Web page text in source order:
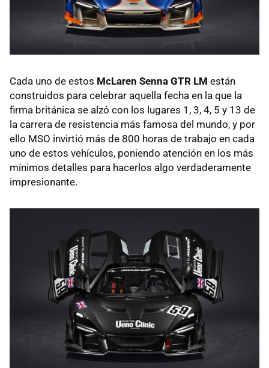
Cada uno de estos McLaren Senna GTR LM están
construidos para celebrar aquella fecha en la que la
firma británica se alzó con los lugares 1, 3, 4, 5 y 13 de
la carrera de resistencia más famosa del mundo, y por
ello MSO invirtió más de 800 horas de trabajo en cada
uno de estos vehículos, poniendo atención en los más
mínimos detalles para hacerlos algo verdaderamente
impresionante.